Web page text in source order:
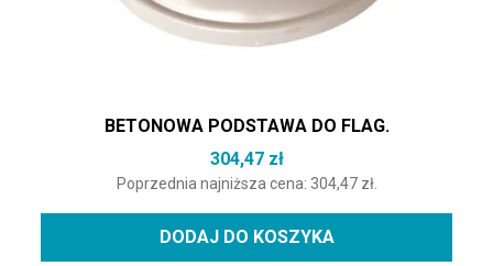
BETONOWA PODSTAWA DO FLAG.
304,47 zł
Poprzednia najniższa cena: 304,47 zł.
DODAJ DO KOSZYKA